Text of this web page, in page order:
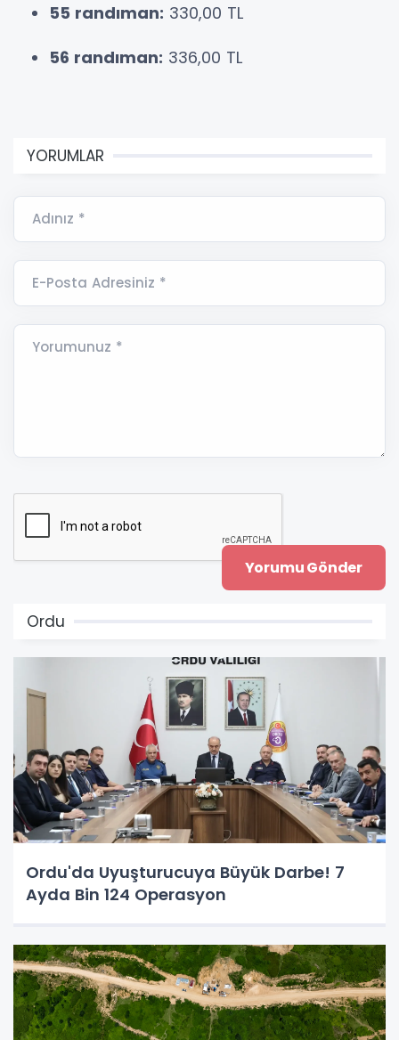
55 randıman: 330,00 TL
56 randıman: 336,00 TL
YORUMLAR
Adınız *
E-Posta Adresiniz *
Yorumunuz *
Ordu
Ordu'da Uyuşturucuya Büyük Darbe! 7
Ayda Bin 124 Operasyon